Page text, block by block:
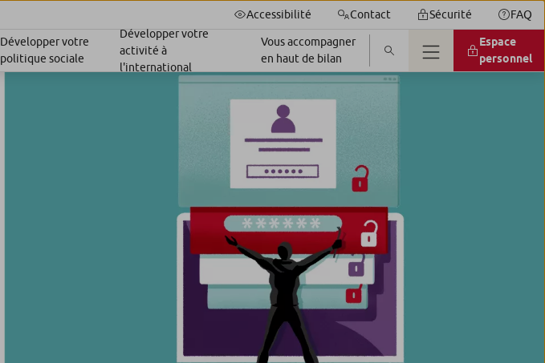
Accessibilité Contact Sécurité FAQ
Développer votre
politique sociale
Développer votre
activité à
l'international
Vous accompagner
en haut de bilan
Espace
personnel